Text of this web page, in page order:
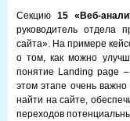
Секцию 15 «Веб-
руководитель отдела
сайта». На примере
о том, как можно
понятие Landing page
этом этапе очень
найти на сайте,
переходов